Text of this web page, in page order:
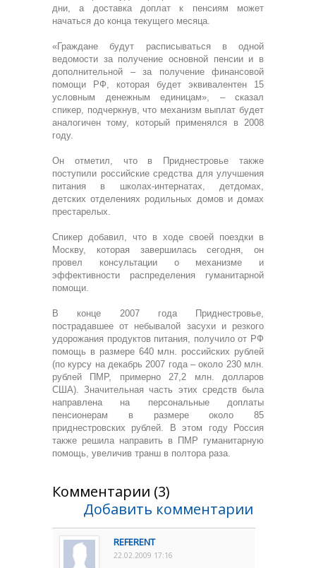
дни, а доставка доплат к пенсиям может
начаться до конца текущего месяца.
«Граждане будут расписываться в одной
ведомости за получение основной пенсии и в
дополнительной – за получение финансовой
помощи РФ, которая будет эквивалентен 15
условным денежным единицам», – сказал
спикер, подчеркнув, что механизм выплат будет
аналогичен тому, который применялся в 2008
году.
Он отметил, что в Приднестровье также
поступили российские средства для улучшения
питания в школах-интернатах, детдомах,
детских отделениях родильных домов и домах
престарелых.
Спикер добавил, что в ходе своей поездки в
Москву, которая завершилась сегодня, он
провел консультации о механизме и
эффективности распределения гуманитарной
помощи.
В конце 2007 года Приднестровье,
пострадавшее от небывалой засухи и резкого
удорожания продуктов питания, получило от РФ
помощь в размере 640 млн. российских рублей
(по курсу на декабрь 2007 года – около 230 млн.
рублей ПМР, примерно 27,2 млн. долларов
США). Значительная часть этих средств была
направлена на персональные доплаты
пенсионерам в размере около 85
приднестровских рублей. В этом году Россия
также решила направить в ПМР гуманитарную
помощь, увеличив транш в полтора раза.
Комментарии (3)
Добавить комментарии
REFERENT
22.02.2009 17:16